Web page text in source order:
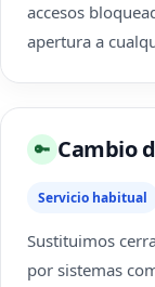
accesos
apertura a
🔑 Cambio
Servicio habitual
Sustituimos
por sistemas